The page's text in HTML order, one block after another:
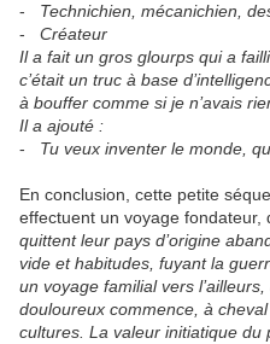
- Technichien, mécanichien,
- Créateur
Il a fait un gros glourps qui a
c’était un truc à base
à bouffer comme si je n’avais
Il a ajouté :
- Tu veux inventer le monde,
En conclusion, cette petite
effectuent un voyage fondateur,
quittent leur pays d’origine
vide et habitudes, fuyant la
un voyage familial vers
douloureux commence, à
cultures. La valeur initiatique du